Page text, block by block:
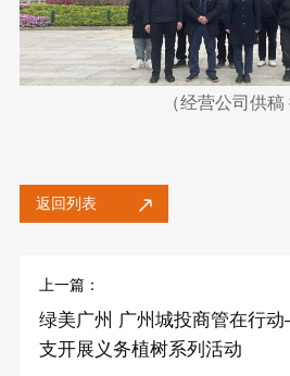
（经营公司供
返回列表
上一篇：
绿美广州 广州城投商管在行
支开展义务植树系列活动